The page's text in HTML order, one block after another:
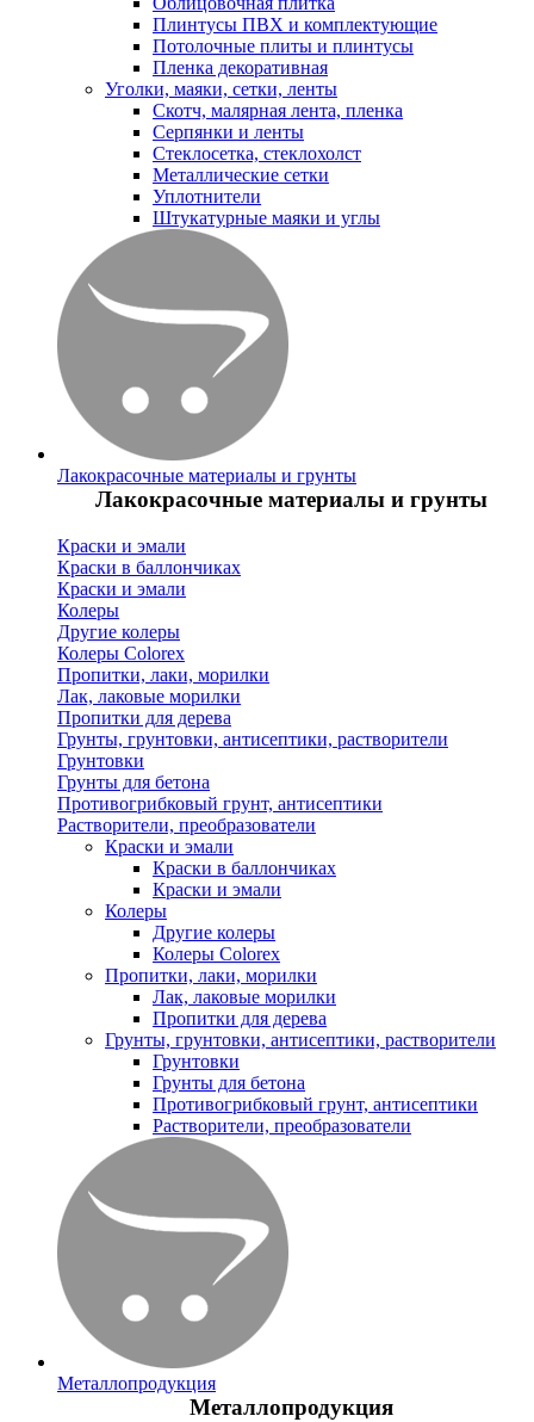
Плинтусы ПВХ и комплектующие
Потолочные плиты и плинтусы
Пленка декоративная
Уголки, маяки, сетки, ленты
Скотч, малярная лента, пленка
Серпянки и ленты
Стеклосетка, стеклохолст
Металлические сетки
Уплотнители
Штукатурные маяки и углы
Лакокрасочные материалы и грунты
Лакокрасочные материалы и грунты
Краски и эмали
Краски в баллончиках
Краски и эмали
Колеры
Другие колеры
Колеры Colorex
Пропитки, лаки, морилки
Лак, лаковые морилки
Пропитки для дерева
Грунты, грунтовки, антисептики, растворители
Грунтовки
Грунты для бетона
Противогрибковый грунт, антисептики
Растворители, преобразователи
Краски и эмали
Краски в баллончиках
Краски и эмали
Колеры
Другие колеры
Колеры Colorex
Пропитки, лаки, морилки
Лак, лаковые морилки
Пропитки для дерева
Грунты, грунтовки, антисептики, растворители
Грунтовки
Грунты для бетона
Противогрибковый грунт, антисептики
Растворители, преобразователи
Металлопродукция
Металлопродукция